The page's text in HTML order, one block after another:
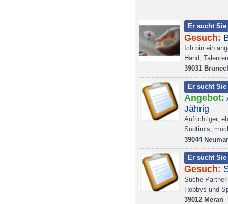
Er sucht Sie
Gesuch:
Ich bin ein
Hand,
39031
Er sucht Sie
Angebot:
Jährig
Aufrichtiger,
Südtirols,
39044
Er sucht Sie
Gesuch:
Suche
Hobbys und
39012 Meran